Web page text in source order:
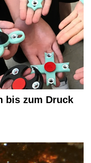
bis zum Druck